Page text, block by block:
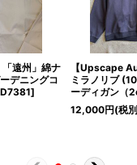
遠州」綿ナ
デニングコ
]
【Upscape
ミラノリブ
ーディガン（
12,000円(税